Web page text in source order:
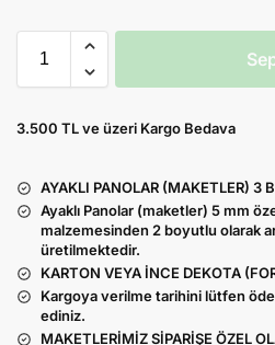
3.500 TL ve üzeri Kargo Bedava
AYAKLI PANOLAR (MAKETLER) 3
Ayaklı Panolar (maketler) 5 mm
malzemesinden 2 boyutlu olarak
üretilmektedir.
KARTON VEYA İNCE DEKOTA
Kargoya verilme tarihini lütfen
ediniz.
MAKETLERİMİZ SİPARİŞE ÖZEL